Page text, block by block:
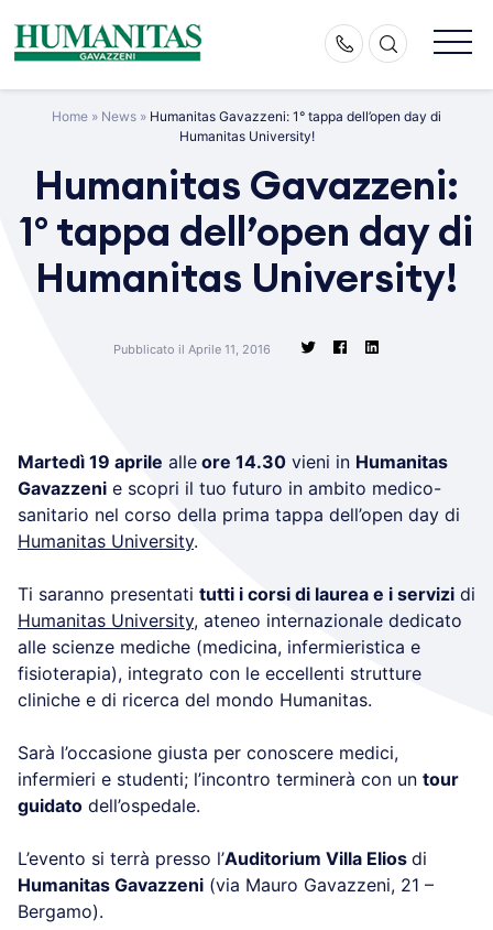
content
Home » News » Humanitas Gavazzeni: 1° tappa dell’open day di
Humanitas University!
Humanitas Gavazzeni:
1° tappa dell’open day di
Humanitas University!
Pubblicato il Aprile 11, 2016
Martedì 19 aprile alle ore 14.30 vieni in Humanitas
Gavazzeni e scopri il tuo futuro in ambito medico-
sanitario nel corso della prima tappa dell’open day di
Humanitas University.
Ti saranno presentati tutti i corsi di laurea e i servizi di
Humanitas University, ateneo internazionale dedicato
alle scienze mediche (medicina, infermieristica e
fisioterapia), integrato con le eccellenti strutture
cliniche e di ricerca del mondo Humanitas.
Sarà l’occasione giusta per conoscere medici,
infermieri e studenti; l’incontro terminerà con un tour
guidato dell’ospedale.
L’evento si terrà presso l’Auditorium Villa Elios di
Humanitas Gavazzeni (via Mauro Gavazzeni, 21 –
Bergamo).